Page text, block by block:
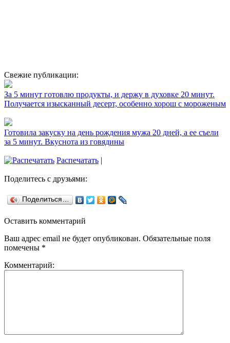
Свежие публикации:
За 5 минут готовлю продукты, и держу в духовке 20 минут.
Получается изысканный десерт, особенно хорош с мороженым
Готовила закуску на день рождения мужа 20 дней, а ее съели
за 5 минут. Вкуснота из говядины
Распечатать |
Поделитесь с друзьями:
Поделиться…
Оставить комментарий
Ваш адрес email не будет опубликован. Обязательные поля
помечены *
Комментарий: